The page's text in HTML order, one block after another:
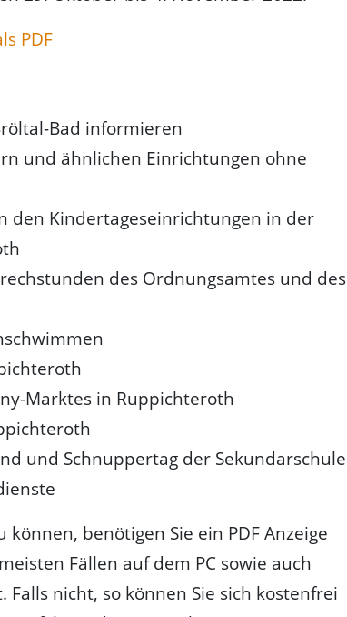
PDF
Bad informieren
und ähnlichen Einrichtungen ohne
den Kindertageseinrichtungen in der
des Ordnungsamtes und des
Marktes in Ruppichteroth
und Schnuppertag der Sekundarschule
benötigen Sie ein PDF Anzeige
Fällen auf dem PC sowie auch
nicht, so können Sie sich kostenfrei